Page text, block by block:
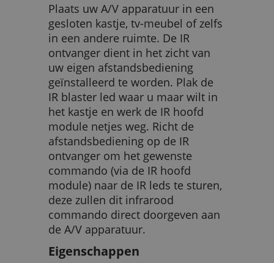
Plaats uw A/V apparatuur in een
gesloten kastje, tv-meubel of zelfs
in een andere ruimte. De IR
ontvanger dient in het zicht van
uw eigen afstandsbediening
geïnstalleerd te worden. Plak de
IR blaster led waar u maar wilt in
het kastje en werk de IR hoofd
module netjes weg. Richt de
afstandsbediening op de IR
ontvanger om het gewenste
commando (via de IR hoofd
module) naar de IR leds te sturen,
deze zullen dit infrarood
commando direct doorgeven aan
de A/V apparatuur.
Eigenschappen